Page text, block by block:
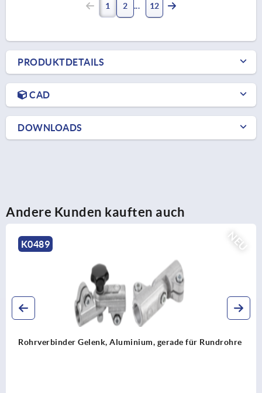
1 2 12
PRODUKTDETAILS
CAD
DOWNLOADS
Andere Kunden kauften auch
NEU
K0489
Rohrverbinder Gelenk, Aluminium, gerade für Rundrohre